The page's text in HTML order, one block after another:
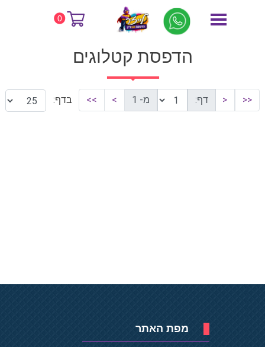
0 דף הבית הדפסת קטלוגים
הדפסת קטלוגים
<<
< דף: מ- 1 >
>> בדף:
מפת האתר